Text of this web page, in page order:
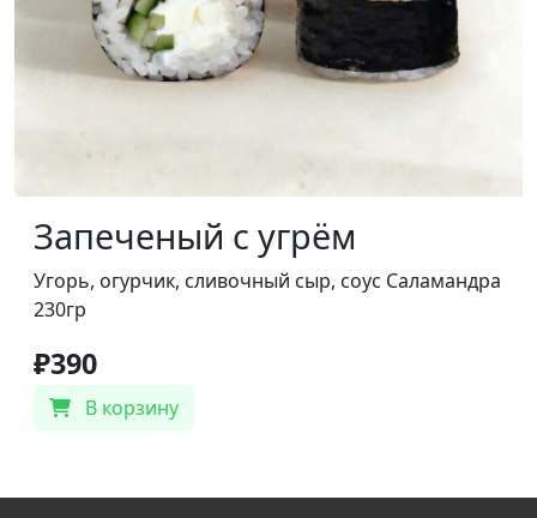
Запеченый с угрём
Угорь, огурчик, сливочный сыр, соус Саламандра
230гр
₽390
В корзину